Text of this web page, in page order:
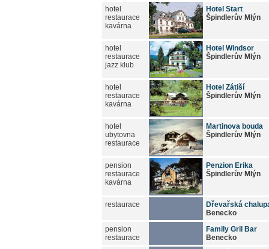
hotel
restaurace
kavárna
Hotel Start
Špindlerův Mlýn
hotel
restaurace
jazz klub
Hotel Windsor
Špindlerův Mlýn
hotel
restaurace
kavárna
Hotel Zátiší
Špindlerův Mlýn
hotel
ubytovna
restaurace
Martinova bouda
Špindlerův Mlýn
pension
restaurace
kavárna
Penzion Erika
Špindlerův Mlýn
restaurace
Dřevařská
Benecko
pension
restaurace
Family Gril Bar
Benecko